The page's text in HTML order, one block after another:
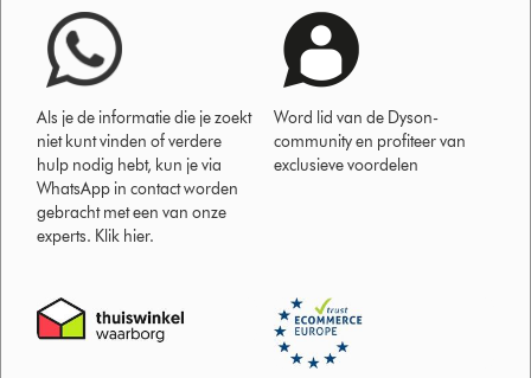
Als je de informatie die je zoekt
niet kunt vinden of verdere
hulp nodig hebt, kun je via
WhatsApp in contact worden
gebracht met een van onze
experts. Klik hier.
Word lid van de Dyson-
community en profiteer van
exclusieve voordelen